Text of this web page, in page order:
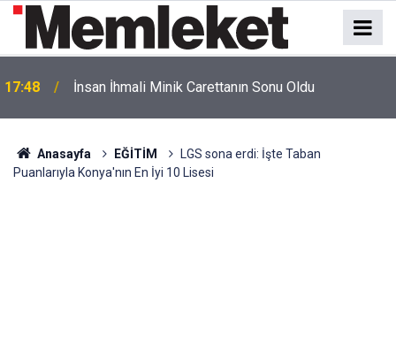
17:48 İnsan İhmali Minik Carettanın Sonu Oldu
Anasayfa EĞİTİM
LGS sona erdi: İşte Taban
Puanlarıyla Konya'nın En İyi 10 Lisesi